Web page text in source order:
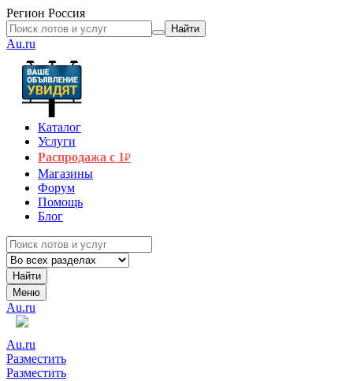
Регион Россия
Найти
Au.ru
Каталог
Услуги
Распродажа с 1₽
Магазины
Форум
Помощь
Блог
Найти
Меню
Au.ru
Au.ru
Разместить
Разместить